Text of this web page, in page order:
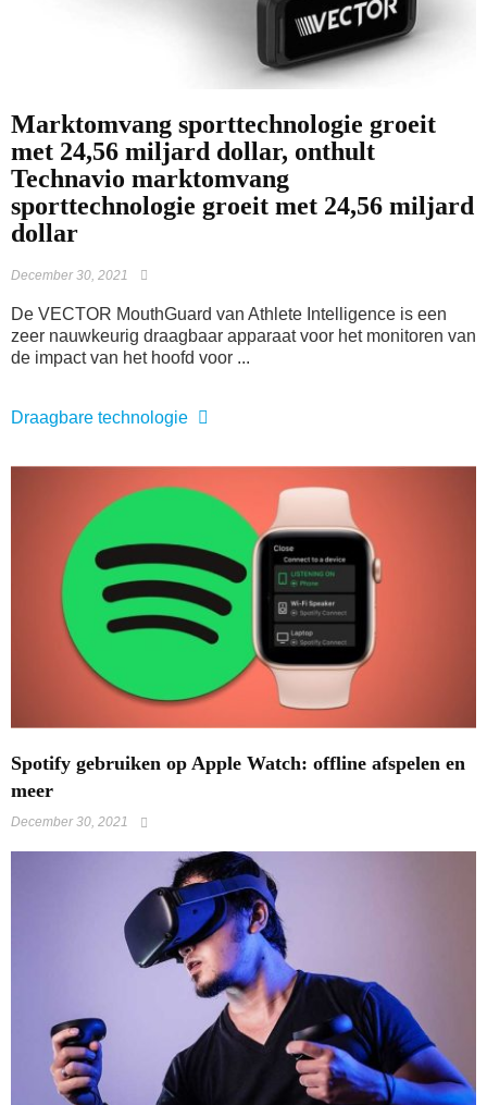
Marktomvang sporttechnologie groeit
met 24,56 miljard dollar, onthult
Technavio marktomvang
sporttechnologie groeit met 24,56 miljard
dollar
December 30, 2021
De VECTOR MouthGuard van Athlete Intelligence is een
zeer nauwkeurig draagbaar apparaat voor het monitoren van
de impact van het hoofd voor ...
Draagbare technologie
Spotify gebruiken op Apple Watch: offline afspelen en
meer
December 30, 2021